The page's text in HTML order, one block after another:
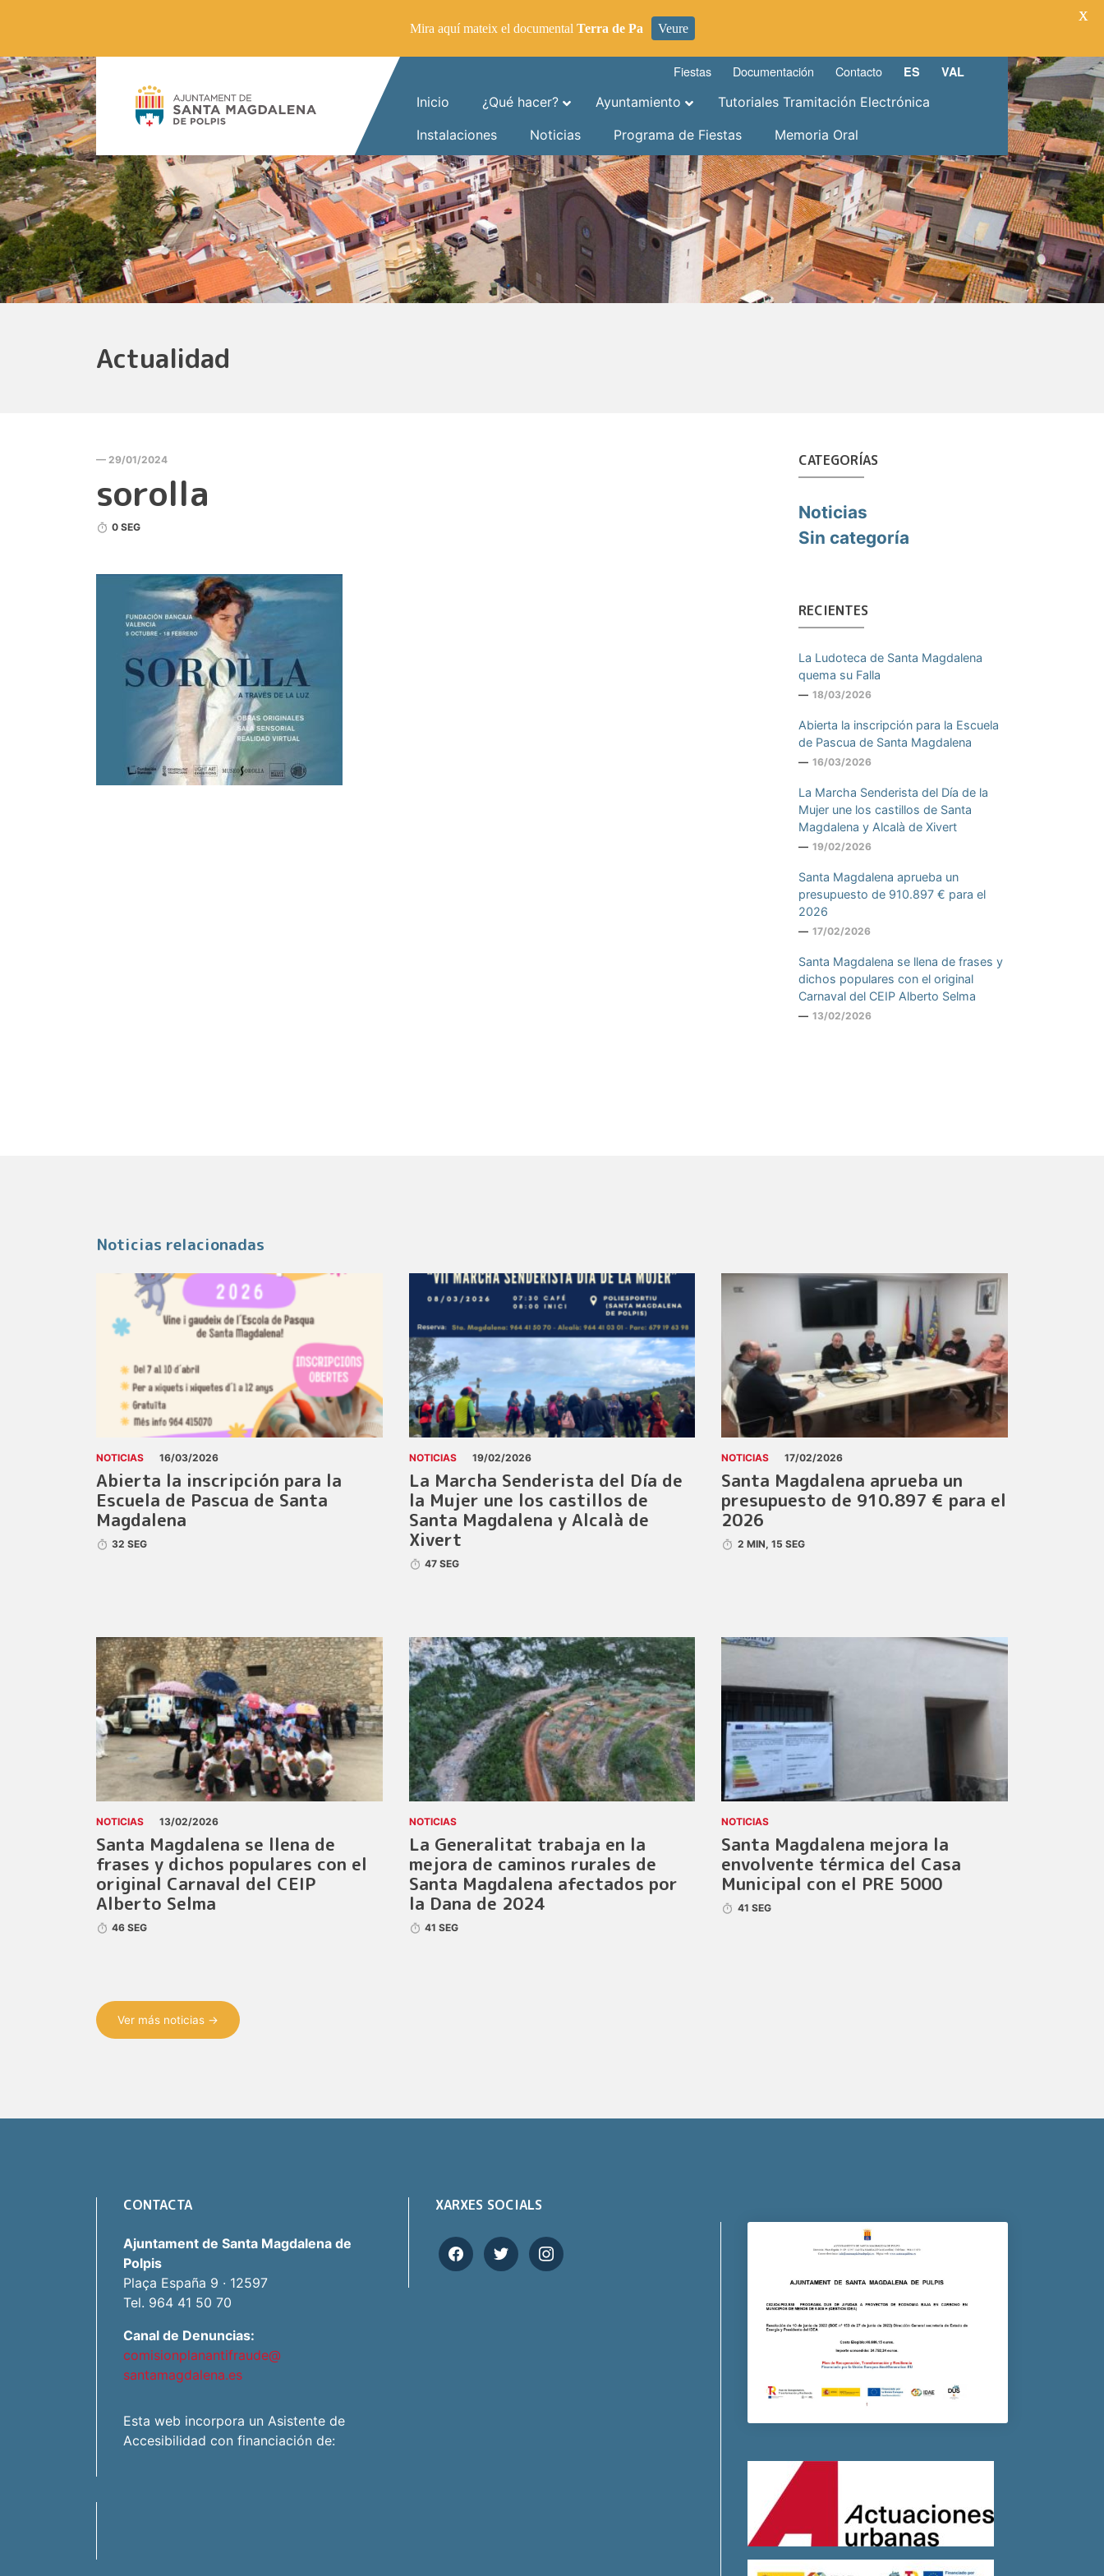
Fiestas Documentación Contacto ES
VAL
Inicio
¿Qué hacer? Ayuntamiento
Tutoriales Tramitación Electrónica
Instalaciones
Noticias Programa de Fiestas Memoria Oral
Actualidad
— 29/01/2024
sorolla
0 SEG
CATEGORÍAS
Noticias
Sin categoría
RECIENTES
La Ludoteca de Santa Magdalena
quema su Falla
18/03/2026
Abierta la inscripción para la Escuela
de Pascua de Santa Magdalena
16/03/2026
La Marcha Senderista del Día de la
Mujer une los castillos de Santa
Magdalena y Alcalà de Xivert
19/02/2026
Santa Magdalena aprueba un
presupuesto de 910.897 € para el
2026
17/02/2026
Santa Magdalena se llena de frases y
dichos populares con el original
Carnaval del CEIP Alberto Selma
13/02/2026
Noticias relacionadas
NOTICIAS 16/03/2026
Abierta la inscripción para la
Escuela de Pascua de Santa
Magdalena
32 SEG
NOTICIAS 19/02/2026
La Marcha Senderista del Día de
la Mujer une los castillos de
Santa Magdalena y Alcalà de
Xivert
47 SEG
NOTICIAS 17/02/2026
Santa Magdalena aprueba un
presupuesto de 910.897 € para el
2026
2 MIN, 15 SEG
NOTICIAS 13/02/2026
Santa Magdalena se llena de
frases y dichos populares con el
original Carnaval del CEIP
Alberto Selma
46 SEG
NOTICIAS
La Generalitat trabaja en la
mejora de caminos rurales de
Santa Magdalena afectados por
la Dana de 2024
41 SEG
NOTICIAS
Santa Magdalena mejora la
envolvente térmica del Casa
Municipal con el PRE 5000
41 SEG
Ver más noticias →
CONTACTA
Ajuntament de Santa Magdalena de
Polpis
Plaça España 9 · 12597
Tel. 964 41 50 70
Canal de Denuncias:
comisionplanantifraude@
santamagdalena.es
Esta web incorpora un Asistente de
Accesibilidad con financiación de:
XARXES SOCIALS
facebooktwitter instagram
Mira aquí mateix el documental Terra de Pa Veure
X